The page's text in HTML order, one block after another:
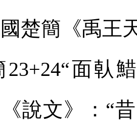
楚簡《禹王
23+24“面倝
《說文》： “